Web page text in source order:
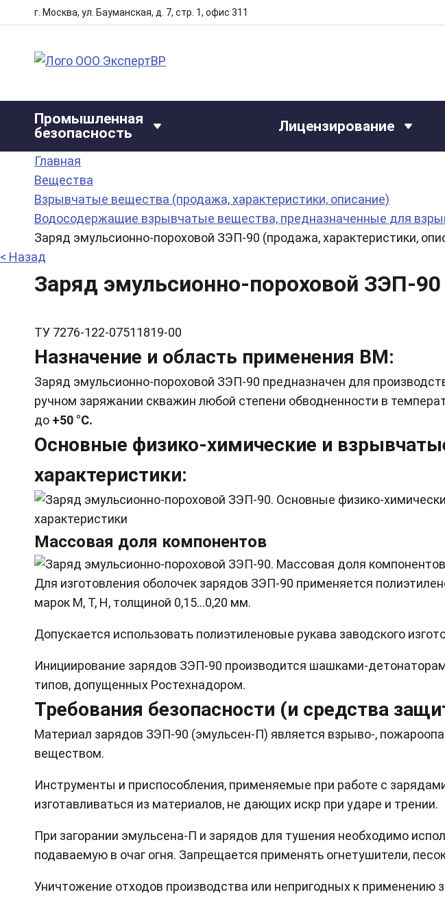
г. Москва, ул. Бауманская, д. 7, стр. 1, офис 311
Промышленная
безопасность
Лицензирование
Главная
Вещества
Взрывчатые вещества (продажа, характеристики, описание)
Водосодержащие взрывчатые вещества, предназначенные для
Заряд эмульсионно-пороховой ЗЭП-90 (продажа, характеристики,
< Назад
Заряд эмульсионно-пороховой ЗЭП-
ТУ 7276-122-07511819-00
Назначение и область применения ВМ:
Заряд эмульсионно-пороховой ЗЭП-90 предназначен для
ручном заряжании скважин любой степени обводненности в
до +50 °С.
Основные физико-химические и
характеристики:
Массовая доля компонентов
Для изготовления оболочек зарядов ЗЭП-90 применяется
марок М, Т, Н, толщиной 0,15...0,20 мм.
Допускается использовать полиэтиленовые рукава заводского
Инициирование зарядов ЗЭП-90 производится шашками-
типов, допущенных Ростехнадором.
Требования безопасности (и средства
Материал зарядов ЗЭП-90 (эмульсен-П) является взрыво-,
веществом.
Инструменты и приспособления, применяемые при работе с
изготавливаться из материалов, не дающих искр при ударе и трении.
При загорании эмульсена-П и зарядов для тушения необходимо
подаваемую в очаг огня. Запрещается применять огнетушители,
Уничтожение отходов производства или непригодных к применению